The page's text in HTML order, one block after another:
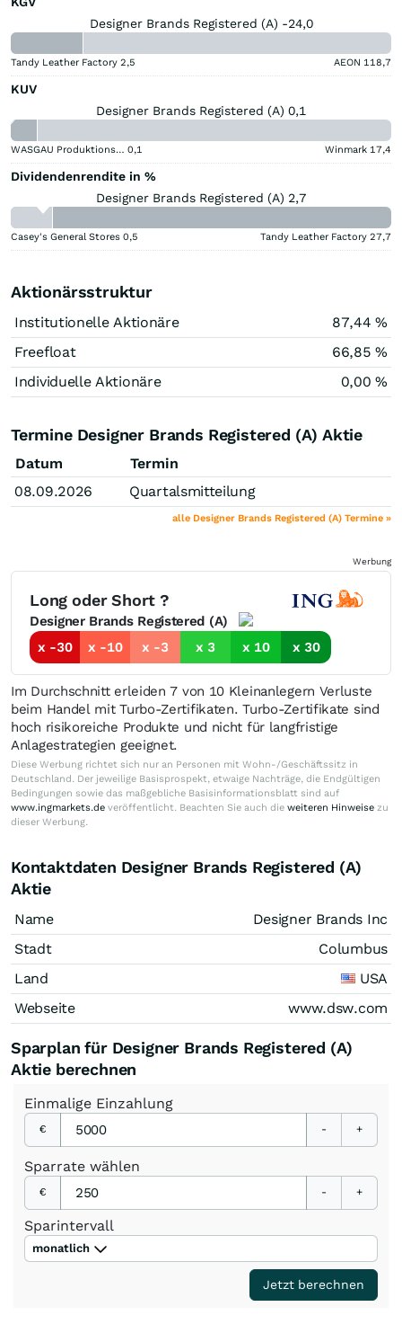
Designer Brands Registered (A) -24,0
Tandy Leather Factory 2,5 AEON 118,7
KUV
Designer Brands Registered (A) 0,1
WASGAU Produktions & Handels 0,1 Winmark 17,4
Dividendenrendite in %
Designer Brands Registered (A) 2,7
Casey's General Stores 0,5 Tandy Leather Factory 27,7
Aktionärsstruktur
Institutionelle Aktionäre
87,44 %
Freefloat
66,85 %
Individuelle Aktionäre
0,00 %
Termine Designer Brands Registered (A) Aktie
Datum
Termin
08.09.2026
Quartalsmitteilung
alle Designer Brands Registered (A) Termine »
Werbung
Long oder Short ?
Designer Brands Registered (A)
x -30
x -10 x -3 x 3 x 10 x 30
Im Durchschnitt erleiden 7 von 10 Kleinanlegern Verluste
beim Handel mit Turbo-Zertifikaten. Turbo-Zertifikate sind
hoch risikoreiche Produkte und nicht für langfristige
Anlagestrategien geeignet.
Diese Werbung richtet sich nur an Personen mit Wohn-/Geschäftssitz in
Deutschland. Der jeweilige Basisprospekt, etwaige Nachträge, die Endgültigen
Bedingungen sowie das maßgebliche Basisinformationsblatt sind auf
www.ingmarkets.de veröffentlicht. Beachten Sie auch die weiteren Hinweise zu
dieser Werbung.
Kontaktdaten Designer Brands Registered (A)
Aktie
Name
Designer Brands Inc
Stadt
Columbus
Land
USA
Webseite
www.dsw.com
Sparplan für Designer Brands Registered (A)
Aktie berechnen
Einmalige Einzahlung
€ - +
Sparrate wählen
€ - +
Sparintervall
monatlich
Jetzt berechnen